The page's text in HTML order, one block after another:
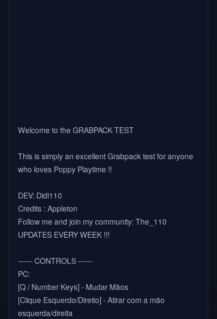
Welcome to the GRABPACK TEST
This is simply an excellent Grabpack test for anyone
who loves Poppy Playtime !!
DEV: Didi110
Credits : Appleton
Follow me and join my community: The_110
UPDATES EVERY WEEK !!!
------ CONTROLS ------
PC:
[Q / Number Keys] - Mudar Mãos
[Clique Esquerdo/Direito] - Atirar com a mão
esquerda/direita